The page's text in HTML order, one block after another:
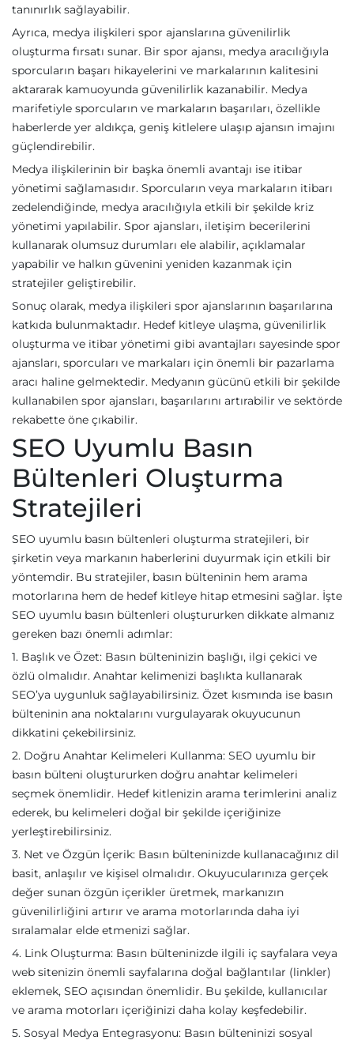
tanınırlık sağlayabilir.
Ayrıca, medya ilişkileri spor ajanslarına güvenilirlik
oluşturma fırsatı sunar. Bir spor ajansı, medya aracılığıyla
sporcuların başarı hikayelerini ve markalarının kalitesini
aktararak kamuoyunda güvenilirlik kazanabilir. Medya
marifetiyle sporcuların ve markaların başarıları, özellikle
haberlerde yer aldıkça, geniş kitlelere ulaşıp ajansın imajını
güçlendirebilir.
Medya ilişkilerinin bir başka önemli avantajı ise itibar
yönetimi sağlamasıdır. Sporcuların veya markaların itibarı
zedelendiğinde, medya aracılığıyla etkili bir şekilde kriz
yönetimi yapılabilir. Spor ajansları, iletişim becerilerini
kullanarak olumsuz durumları ele alabilir, açıklamalar
yapabilir ve halkın güvenini yeniden kazanmak için
stratejiler geliştirebilir.
Sonuç olarak, medya ilişkileri spor ajanslarının başarılarına
katkıda bulunmaktadır. Hedef kitleye ulaşma, güvenilirlik
oluşturma ve itibar yönetimi gibi avantajları sayesinde spor
ajansları, sporcuları ve markaları için önemli bir pazarlama
aracı haline gelmektedir. Medyanın gücünü etkili bir şekilde
kullanabilen spor ajansları, başarılarını artırabilir ve sektörde
rekabette öne çıkabilir.
SEO Uyumlu Basın
Bültenleri Oluşturma
Stratejileri
SEO uyumlu basın bültenleri oluşturma stratejileri, bir
şirketin veya markanın haberlerini duyurmak için etkili bir
yöntemdir. Bu stratejiler, basın bülteninin hem arama
motorlarına hem de hedef kitleye hitap etmesini sağlar. İşte
SEO uyumlu basın bültenleri oluştururken dikkate almanız
gereken bazı önemli adımlar:
1. Başlık ve Özet: Basın bülteninizin başlığı, ilgi çekici ve
özlü olmalıdır. Anahtar kelimenizi başlıkta kullanarak
SEO’ya uygunluk sağlayabilirsiniz. Özet kısmında ise basın
bülteninin ana noktalarını vurgulayarak okuyucunun
dikkatini çekebilirsiniz.
2. Doğru Anahtar Kelimeleri Kullanma: SEO uyumlu bir
basın bülteni oluştururken doğru anahtar kelimeleri
seçmek önemlidir. Hedef kitlenizin arama terimlerini analiz
ederek, bu kelimeleri doğal bir şekilde içeriğinize
yerleştirebilirsiniz.
3. Net ve Özgün İçerik: Basın bülteninizde kullanacağınız dil
basit, anlaşılır ve kişisel olmalıdır. Okuyucularınıza gerçek
değer sunan özgün içerikler üretmek, markanızın
güvenilirliğini artırır ve arama motorlarında daha iyi
sıralamalar elde etmenizi sağlar.
4. Link Oluşturma: Basın bülteninizde ilgili iç sayfalara veya
web sitenizin önemli sayfalarına doğal bağlantılar (linkler)
eklemek, SEO açısından önemlidir. Bu şekilde, kullanıcılar
ve arama motorları içeriğinizi daha kolay keşfedebilir.
5. Sosyal Medya Entegrasyonu: Basın bülteninizi sosyal